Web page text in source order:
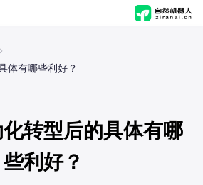
体有哪些利好？
转型后的具体有哪
些利好？